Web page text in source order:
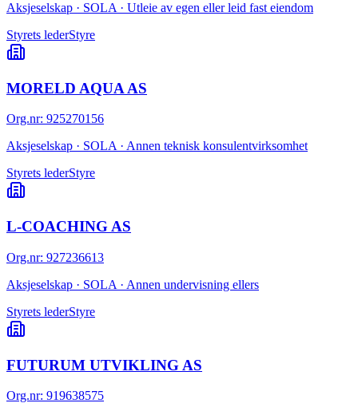
Aksjeselskap · SOLA · Utleie av egen eller leid fast eiendom
Styrets lederStyre
MORELD AQUA AS
Org.nr: 925270156
Aksjeselskap · SOLA · Annen teknisk konsulentvirksomhet
Styrets lederStyre
L-COACHING AS
Org.nr: 927236613
Aksjeselskap · SOLA · Annen undervisning ellers
Styrets lederStyre
FUTURUM UTVIKLING AS
Org.nr: 919638575